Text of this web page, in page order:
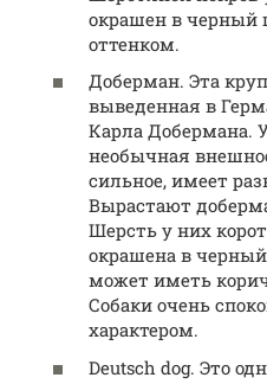
окрашен в черный
оттенком.
Доберман. Эта
выведенная в
Карла Добермана.
необычная
сильное, имеет
Вырастают
Шерсть у них
окрашена в
может иметь
Собаки очень
характером.
Deutsch dog. Это